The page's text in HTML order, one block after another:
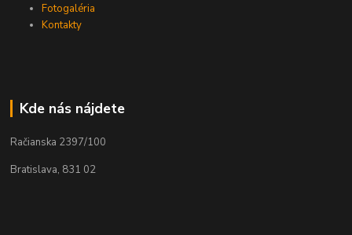
Fotogaléria
Kontakty
Kde nás nájdete
Račianska 2397/100
Bratislava, 831 02